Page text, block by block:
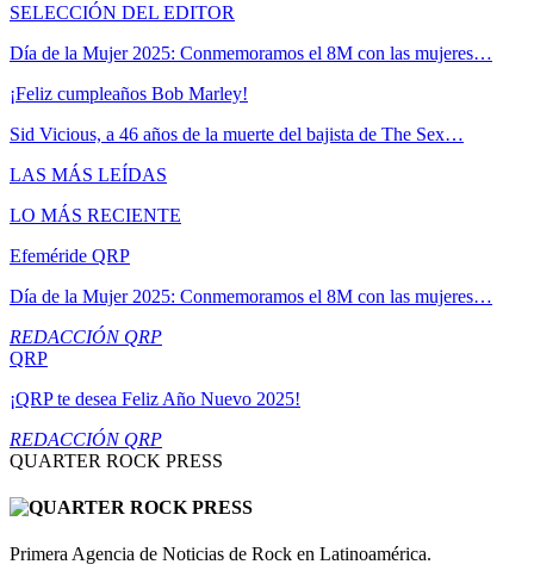
SELECCIÓN DEL EDITOR
Día de la Mujer 2025: Conmemoramos el 8M con las mujeres…
¡Feliz cumpleaños Bob Marley!
Sid Vicious, a 46 años de la muerte del bajista de The Sex…
LAS MÁS LEÍDAS
LO MÁS RECIENTE
Efeméride QRP
Día de la Mujer 2025: Conmemoramos el 8M con las mujeres…
REDACCIÓN QRP
QRP
¡QRP te desea Feliz Año Nuevo 2025!
REDACCIÓN QRP
QUARTER ROCK PRESS
Primera Agencia de Noticias de Rock en Latinoamérica.